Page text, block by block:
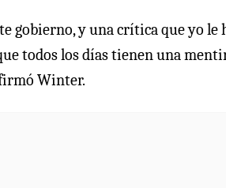
gobierno, y una crítica que yo le
todos los días tienen una
Winter.